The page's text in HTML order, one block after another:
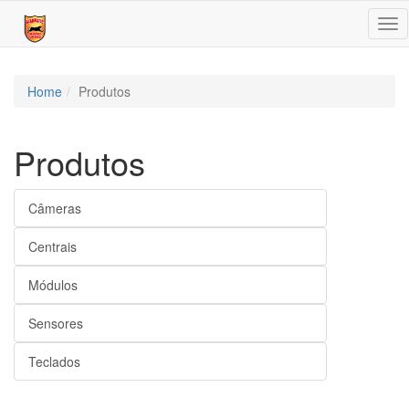
Home Produtos
Produtos
Câmeras
Centrais
Módulos
Sensores
Teclados